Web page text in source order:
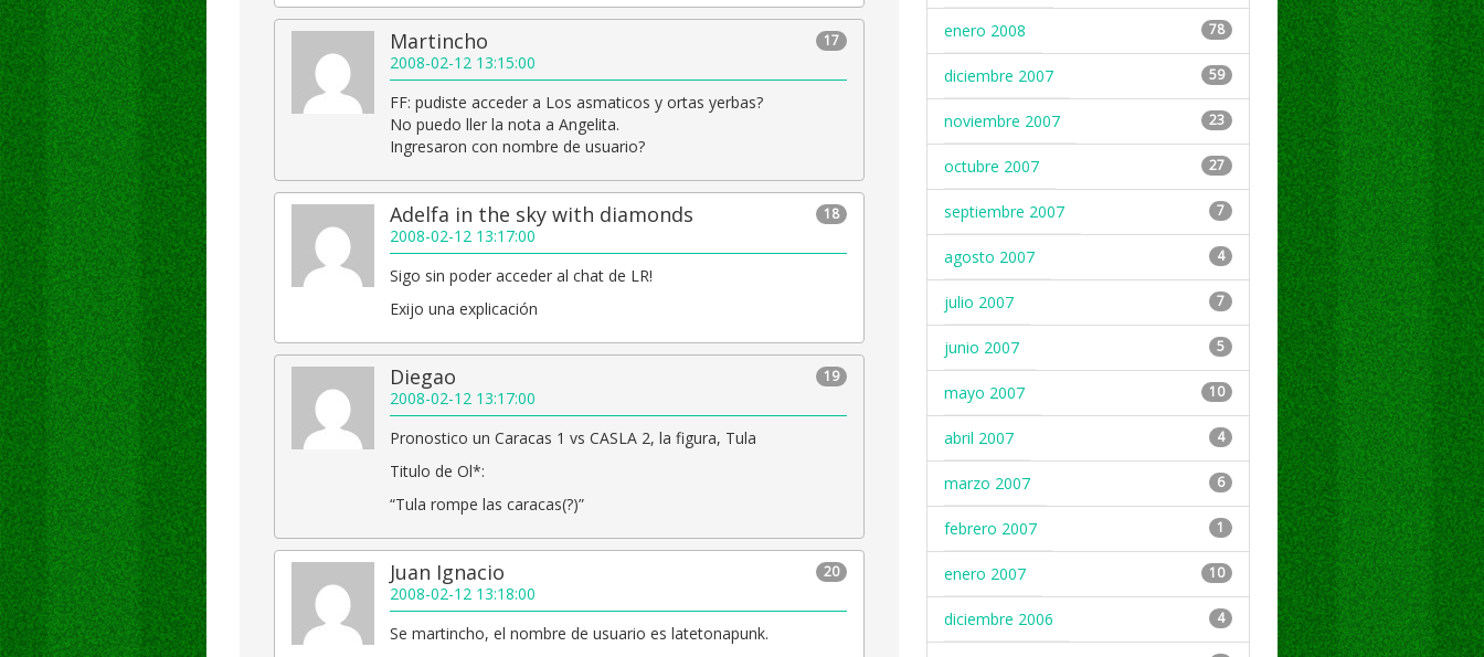
17
Martincho
2008-02-12 13:15:00
FF: pudiste acceder a Los asmaticos y ortas yerbas?
No puedo ller la nota a Angelita.
Ingresaron con nombre de usuario?
18
Adelfa in the sky with diamonds
2008-02-12 13:17:00
Sigo sin poder acceder al chat de LR!
Exijo una explicación
19
Diegao
2008-02-12 13:17:00
Pronostico un Caracas 1 vs CASLA 2, la figura, Tula
Titulo de Ol*:
“Tula rompe las caracas(?)”
20
Juan Ignacio
2008-02-12 13:18:00
Se martincho, el nombre de usuario es latetonapunk.
enero 2008 78
diciembre 2007 59
noviembre 2007 23
octubre 2007 27
septiembre 2007 7
agosto 2007 4
julio 2007 7
junio 2007 5
mayo 2007 10
abril 2007 4
marzo 2007 6
febrero 2007 1
enero 2007 10
diciembre 2006 4